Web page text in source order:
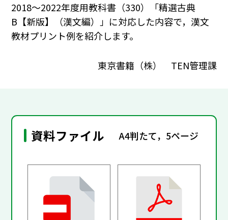
2018～2022年度用教科書（330）「精選古典
B【新版】（漢文編）」に対応した内容で，漢文
教材プリント例を紹介します。
東京書籍（株） TEN管理課
資料ファイル A4判たて，5ページ